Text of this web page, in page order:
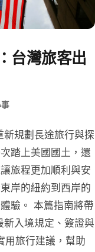
台灣旅客出
規劃長途旅行與探
踏上美國國土，還
旅程更加順利與安
岸的紐約到西岸的
驗。 本篇指南將帶
入境規定、簽證與
用旅行建議，幫助